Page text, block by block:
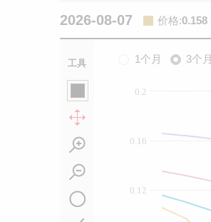
2026-08-07 价格:0.158
工具 1个月 3个月
0.12
0.16
0.2